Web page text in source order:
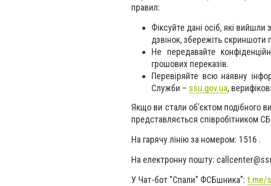
правил:
⁠Фіксуйте дані осіб, які
дзвінок, збережіть скриншоти
Не передавайте
грошових переказів.
Перевіряйте всю наявну
Служби – ssu.gov.ua,
Якщо ви стали об’єктом подібного
представляється співробітником
⁠На гарячу лінію за номером: 1516 .
На електронну пошту:
У Чат-бот "Спали" ФСБшника": t.me/